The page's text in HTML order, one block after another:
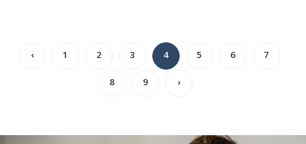
‹ 1 2 3 4 5 6 7
8 9 ›